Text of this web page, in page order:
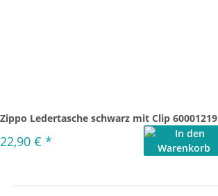
Zippo Ledertasche schwarz mit Clip 60001219
22,90 € *